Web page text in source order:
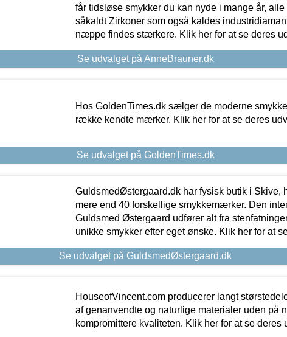
får tidsløse smykker du kan nyde i mange år,
såkaldt Zirkoner som også kaldes
næppe findes stærkere. Klik her for at se deres
Se udvalget på AnneBrauner.dk
Hos GoldenTimes.dk sælger de moderne
række kendte mærker. Klik her for at se deres
Se udvalget på GoldenTimes.dk
GuldsmedØstergaard.dk har fysisk butik i Skive,
mere end 40 forskellige smykkemærker. Den
Guldsmed Østergaard udfører alt fra
unikke smykker efter eget ønske. Klik her for at
Se udvalget på GuldsmedØstergaard.dk
HouseofVincent.com producerer langt
af genanvendte og naturlige materialer uden på
kompromittere kvaliteten. Klik her for at se deres